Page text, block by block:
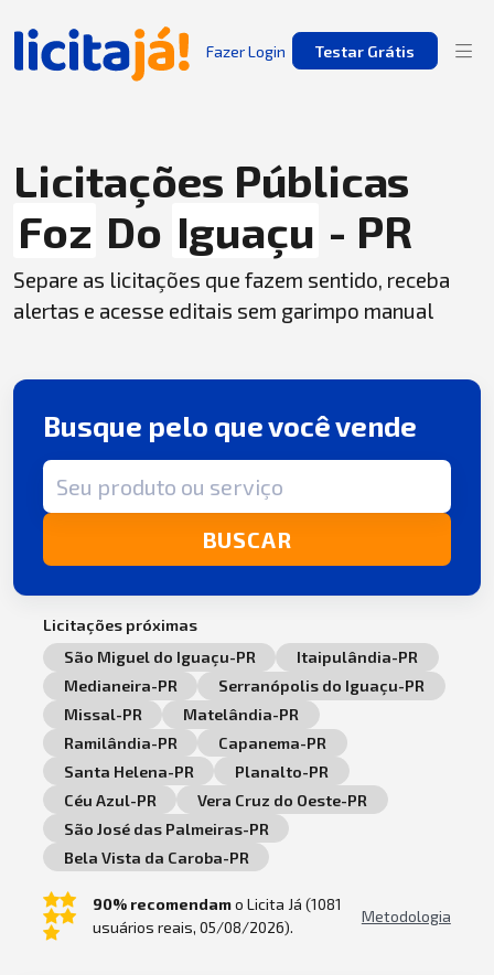
Fazer Login Testar Grátis
Licitações Públicas
Foz Do Iguaçu - PR
Separe as licitações que fazem sentido, receba
alertas e acesse editais sem garimpo manual
Busque pelo que você vende
Termo de busca
BUSCAR
Licitações próximas
São Miguel do Iguaçu-PR
Itaipulândia-PR
Medianeira-PR
Serranópolis do Iguaçu-PR
Missal-PR
Matelândia-PR
Ramilândia-PR
Capanema-PR
Santa Helena-PR
Planalto-PR
Céu Azul-PR
Vera Cruz do Oeste-PR
São José das Palmeiras-PR
Bela Vista da Caroba-PR
90% recomendamo Licita Já (1081
usuários reais, 05/08/2026).
Metodologia